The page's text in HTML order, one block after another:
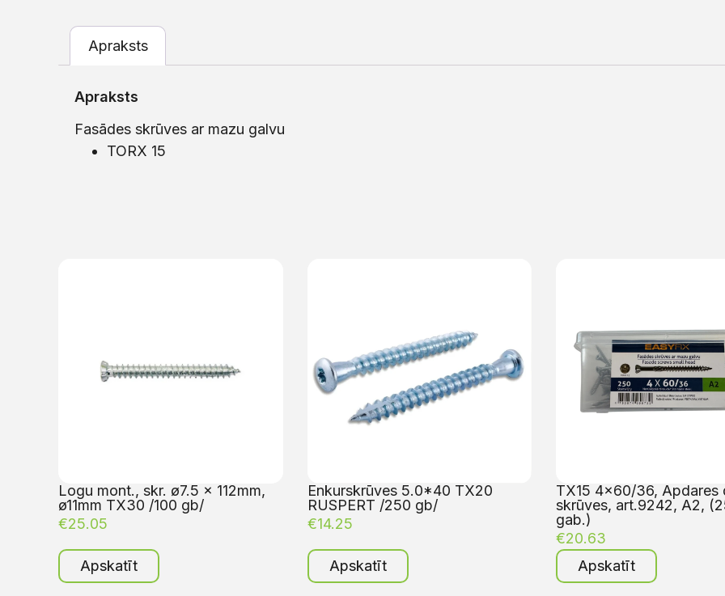
Apraksts
Apraksts
Fasādes skrūves ar mazu galvu
TORX 15
Logu mont., skr. ø7.5 x 112mm,
ø11mm TX30 /100 gb/
€25.05
Apskatīt
Enkurskrūves 5.0*40 TX20
RUSPERT /250 gb/
€14.25
Apskatīt
TX15 4×60/36, Apdares
skrūves, art.9242, A2,
gab.)
€20.63
Apskatīt